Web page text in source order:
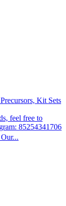
Kit Sets
feel free to
85254341706